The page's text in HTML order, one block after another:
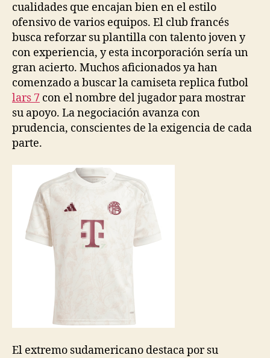
cualidades que encajan bien en el estilo
ofensivo de varios equipos. El club francés
busca reforzar su plantilla con talento joven y
con experiencia, y esta incorporación sería un
gran acierto. Muchos aficionados ya han
comenzado a buscar la camiseta replica futbol
lars 7 con el nombre del jugador para mostrar
su apoyo. La negociación avanza con
prudencia, conscientes de la exigencia de cada
parte.
El extremo sudamericano destaca por su